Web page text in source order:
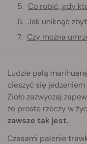
Co robić, gdy
Jak uniknąć
Czy można
Ludzie palą
cieszyć się
Zioło zazwyczaj
że proste rzeczy w
zawsze tak jest.
Czasami palenie